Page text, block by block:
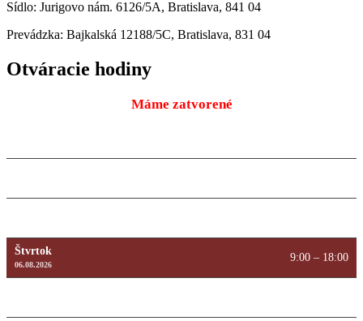
Sídlo: Jurigovo nám. 6126/5A, Bratislava, 841 04
Prevádzka: Bajkalská 12188/5C, Bratislava, 831 04
Otváracie hodiny
Máme zatvorené
Štvrtok
06.08.2026
9:00 – 18:00